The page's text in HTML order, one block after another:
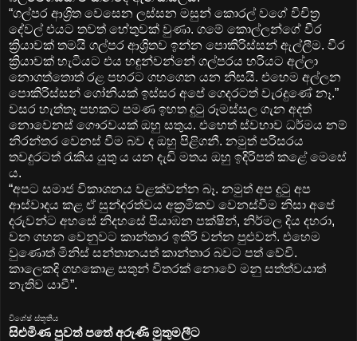
“ගල්පර ආශ්‍රිත වෙසෙන ලස්සන මසුන් කොරල් වගේ විචිත්‍ර
දේවල් එයට තවත් හේතුවක් වුණා. ගමේ කොල්ලන්ගේ වීර
ක්‍රියාවක් තමයි ගල්පර ආශ්‍රිතව ඉන්න පොකිරිස්සන් ඇල්ලීම. වීර
ක්‍රියාවක් හැටියට එය හඳුන්වන්නේ ගල්පරය හරියට අල්ලා
නොගත්තොත් රළ පහරට ගහගෙන යන නිසයි. එහෙම අල්ලන
පොකිරිස්සන් ගෝනියක් ඉස්සර අපේ ගෙදරටත් වැරදුණේ නෑ.”
වසර හැත්තෑ පහකට පමණ ඉහත දුටු රූමස්සල ගැන අදත්
නොවෙනස් ගෞරවයක් ඔහු සතුය. එහෙත් ස්වභාව ධර්මය නම්
නිරන්තර වෙනස් වීම බව ද ඔහු පිළිගනී. නමුත් පරිසරය
තවදුරටත් රැකිය යුතු ය යන දැඩි මතය ඔහු ඉදිරිපත් කළේ මෙසේ
ය.
“අපට සමාජ විකාශනය වළක්වන්න බෑ. නමුත් අප දුටු අප
ආස්වාදය කළ ඒ සුන්දරත්වය අක්‍රමිකව වෙනස්වීම නිසා අපේ
දරුවන්ට අහසේ නිදහසේ පියාඹන පක්ෂින්, නිර්මල දිය දහරා,
වන ගහන වෙනුවට කාන්තාර ඉතිරි වන්න පුළුවන්. එහෙම
වුණොත් මිනිස් සන්තාන‍යත් කාන්තාර බවට පත් වේවි.
කාලෙකදි ගහකොළ සතුන් විතරක් නොවේ මනු සත්ත්වයාත්
නැතිව යාවී”.
විශේෂ් ස්තූතිය
සිළුමිණ පුවත් පතේ අරුණි මුතුමලීට